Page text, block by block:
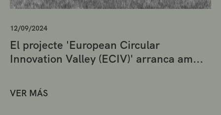
12/09/2024
El projecte 'European Circular
Innovation Valley (ECIV)' arranca am...
VER MÁS